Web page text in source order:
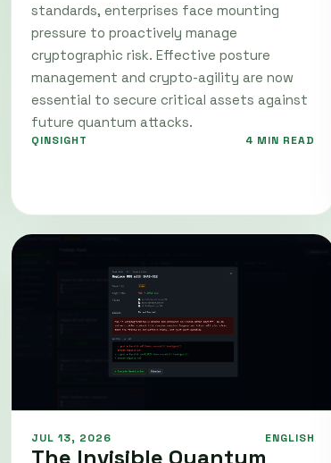
standards, enterprises face mounting
pressure to proactively manage
cryptographic risk. Effective posture
management and crypto-agility are now
essential to secure critical assets against
future quantum attacks.
QINSIGHT 4 MIN READ
JUL 13, 2026 ENGLISH
The Invisible Quantum